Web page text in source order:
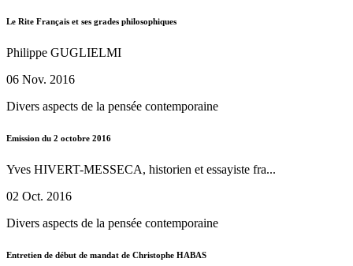
Le Rite Français et ses grades philosophiques
Philippe GUGLIELMI
06 Nov. 2016
Divers aspects de la pensée contemporaine
Emission du 2 octobre 2016
Yves HIVERT-MESSECA, historien et essayiste fra...
02 Oct. 2016
Divers aspects de la pensée contemporaine
Entretien de début de mandat de Christophe HABAS